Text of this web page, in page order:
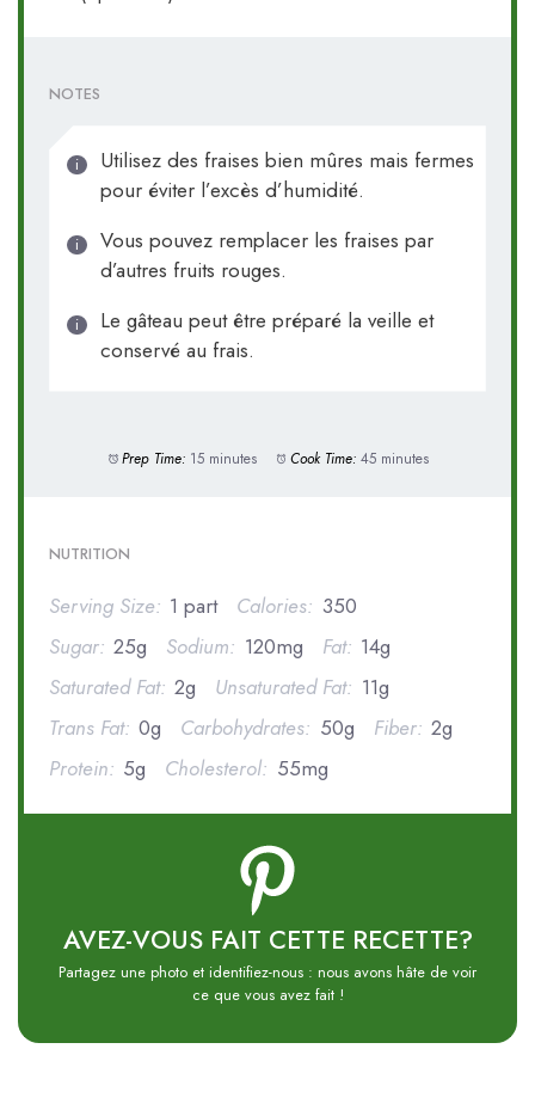
NOTES
Utilisez des fraises bien mûres mais fermes
pour éviter l’excès d’humidité.
Vous pouvez remplacer les fraises par
d’autres fruits rouges.
Le gâteau peut être préparé la veille et
conservé au frais.
Prep Time: 15 minutes Cook Time: 45 minutes
NUTRITION
Serving Size: 1 part Calories: 350
Sugar: 25g Sodium: 120mg Fat: 14g
Saturated Fat: 2g Unsaturated Fat: 11g
Trans Fat: 0g Carbohydrates: 50g Fiber: 2g
Protein: 5g Cholesterol: 55mg
AVEZ-VOUS FAIT CETTE RECETTE?
Partagez une photo et identifiez-nous : nous avons hâte de voir
ce que vous avez fait !